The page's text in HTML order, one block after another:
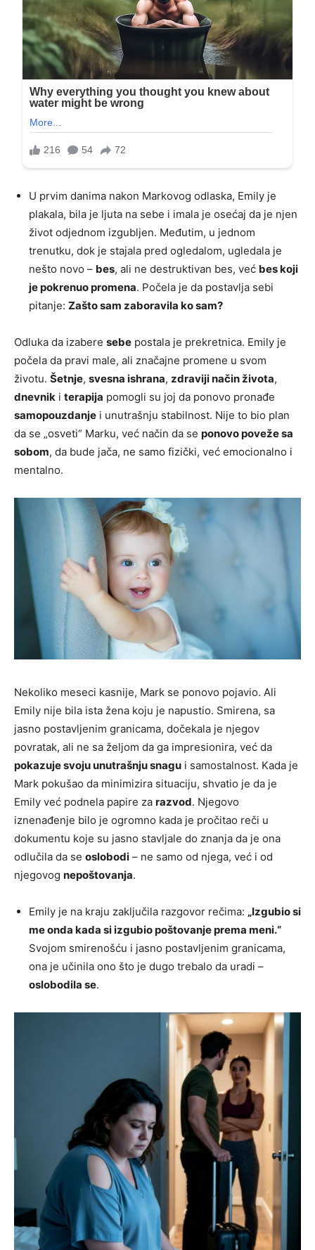
U prvim danima nakon Markovog odlaska, Emily je
plakala, bila je ljuta na sebe i imala je osećaj da je njen
život odjednom izgubljen. Međutim, u jednom
trenutku, dok je stajala pred ogledalom, ugledala je
nešto novo – bes, ali ne destruktivan bes, već bes koji
je pokrenuo promena. Počela je da postavlja sebi
pitanje: Zašto sam zaboravila ko sam?
Odluka da izabere sebe postala je prekretnica. Emily je
počela da pravi male, ali značajne promene u svom
životu. Šetnje, svesna ishrana, zdraviji način života,
dnevnik i terapija pomogli su joj da ponovo pronađe
samopouzdanje i unutrašnju stabilnost. Nije to bio plan
da se „osveti“ Marku, već način da se ponovo poveže sa
sobom, da bude jača, ne samo fizički, već emocionalno i
mentalno.
Nekoliko meseci kasnije, Mark se ponovo pojavio. Ali
Emily nije bila ista žena koju je napustio. Smirena, sa
jasno postavljenim granicama, dočekala je njegov
povratak, ali ne sa željom da ga impresionira, već da
pokazuje svoju unutrašnju snagu i samostalnost. Kada je
Mark pokušao da minimizira situaciju, shvatio je da je
Emily već podnela papire za razvod. Njegovo
iznenađenje bilo je ogromno kada je pročitao reči u
dokumentu koje su jasno stavljale do znanja da je ona
odlučila da se oslobodi – ne samo od njega, već i od
njegovog nepoštovanja.
Emily je na kraju zaključila razgovor rečima: „Izgubio si
me onda kada si izgubio poštovanje prema meni.“
Svojom smirenošću i jasno postavljenim granicama,
ona je učinila ono što je dugo trebalo da uradi –
oslobodila se.